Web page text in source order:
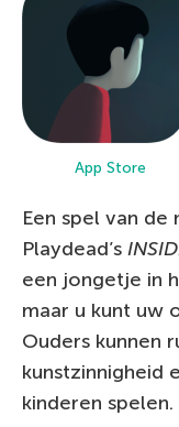
App Store
Een spel van de
Playdead’s
een jongetje in
maar u kunt uw
Ouders kunnen
kunstzinnigheid
kinderen spelen.